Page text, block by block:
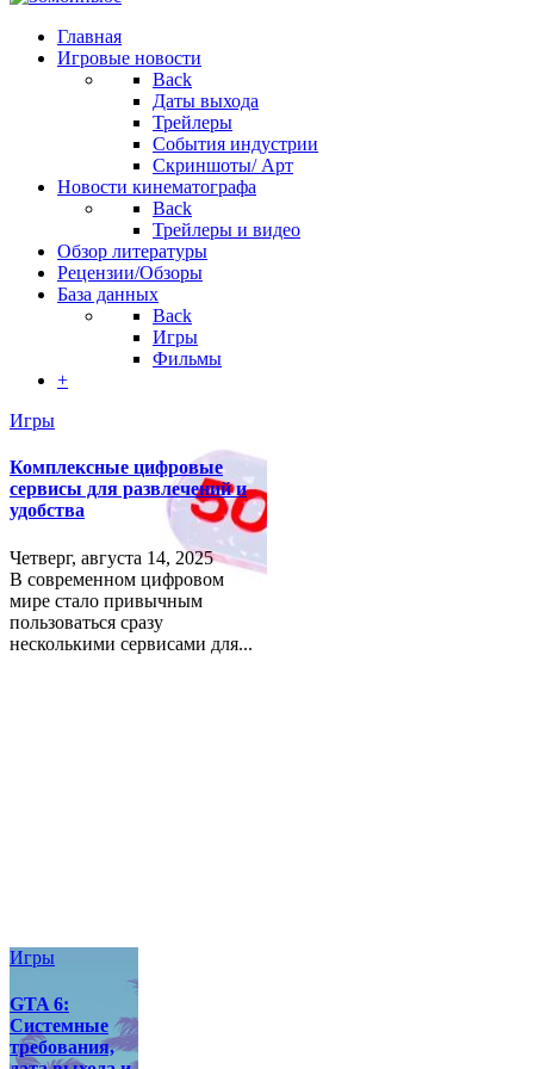
Главная
Игровые новости
Back
Даты выхода
Трейлеры
События индустрии
Скриншоты/ Арт
Новости кинематографа
Back
Трейлеры и видео
Обзор литературы
Рецензии/Обзоры
База данных
Back
Игры
Фильмы
+
Игры
Комплексные цифровые
сервисы для развлечений и
удобства
Четверг, августа 14, 2025
В современном цифровом
мире стало привычным
пользоваться сразу
несколькими сервисами для...
Игры
GTA 6:
Системные
требования,